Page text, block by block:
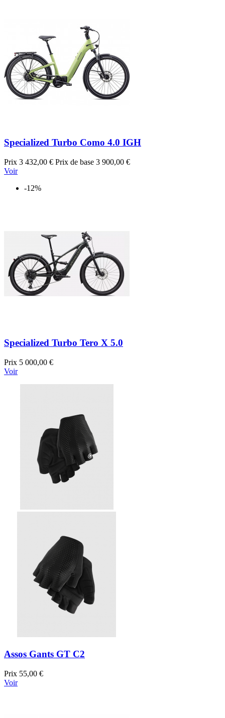
Specialized Turbo Como 4.0 IGH
Prix 3 432,00 € Prix de base 3 900,00 €
Voir
-12%
Specialized Turbo Tero X 5.0
Prix 5 000,00 €
Voir
Assos Gants GT C2
Prix 55,00 €
Voir